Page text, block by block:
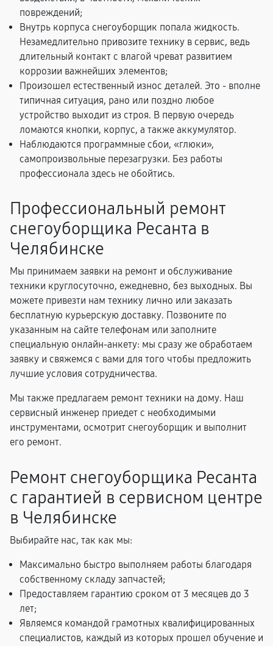
повреждений;
Внутрь корпуса снегоуборщик попала жидкость.
Незамедлительно привозите технику в сервис, ведь
длительный контакт с влагой чреват развитием
коррозии важнейших элементов;
Произошел естественный износ деталей. Это - вполне
типичная ситуация, рано или поздно любое
устройство выходит из строя. В первую очередь
ломаются кнопки, корпус, а также аккумулятор.
Наблюдаются программные сбои, «глюки»,
самопроизвольные перезагрузки. Без работы
профессионала здесь не обойтись.
Профессиональный ремонт
снегоуборщика Ресанта в
Челябинске
Мы принимаем заявки на ремонт и обслуживание
техники круглосуточно, ежедневно, без выходных. Вы
можете привезти нам технику лично или заказать
бесплатную курьерскую доставку. Позвоните по
указанным на сайте телефонам или заполните
специальную онлайн-анкету: мы сразу же обработаем
заявку и свяжемся с вами для того чтобы предложить
лучшие условия сотрудничества.
Мы также предлагаем ремонт техники на дому. Наш
сервисный инженер приедет с необходимыми
инструментами, осмотрит снегоуборщик и выполнит
его ремонт.
Ремонт снегоуборщика Ресанта
с гарантией в сервисном центре
в Челябинске
Выбирайте нас, так как мы:
Максимально быстро выполняем работы благодаря
собственному складу запчастей;
Предоставляем гарантию сроком от 3 месяцев до 3
лет;
Являемся командой грамотных квалифицированных
специалистов, каждый из которых прошел обучение и